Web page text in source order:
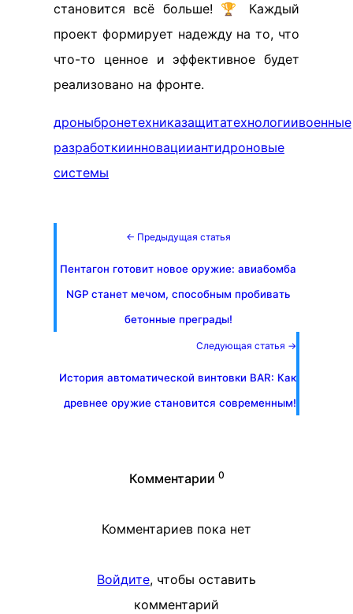
становится всё больше! 🏆 Каждый
проект формирует надежду на то, что
что-то ценное и эффективное будет
реализовано на фронте.
дроныбронетехниказащитатехнологиивоенные
разработкиинновацииантидроновые
системы
← Предыдущая статья
Пентагон готовит новое оружие: авиабомба
NGP станет мечом, способным пробивать
бетонные преграды!
Следующая статья →
История автоматической винтовки BAR: Как
древнее оружие становится современным!
Комментарии 0
Комментариев пока нет
Войдите, чтобы оставить
комментарий